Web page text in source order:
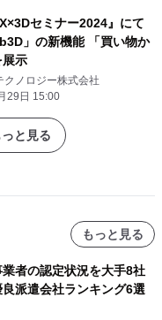
セミナー2024』にて
」の新機能 「買い物か
展示
クノロジー株式会社
29日 15:00
と見る
もっと見る
者の認定状況を大手8社
派遣会社ランキング6選